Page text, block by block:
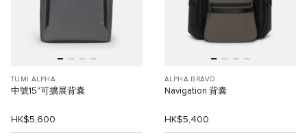
TUMI ALPHA
中號15"可擴展背囊
HK$5,600
ALPHA BRAVO
Navigation 背囊
HK$5,400